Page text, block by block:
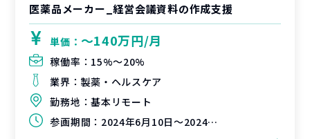
医薬品メーカー_経営会議資料の作成支援
単価： 〜140万円/月
稼働率： 15%〜20%
業界： 製薬・ヘルスケア
勤務地：基本リモート
参画期間： 2024年6月10日～2024年7月12日